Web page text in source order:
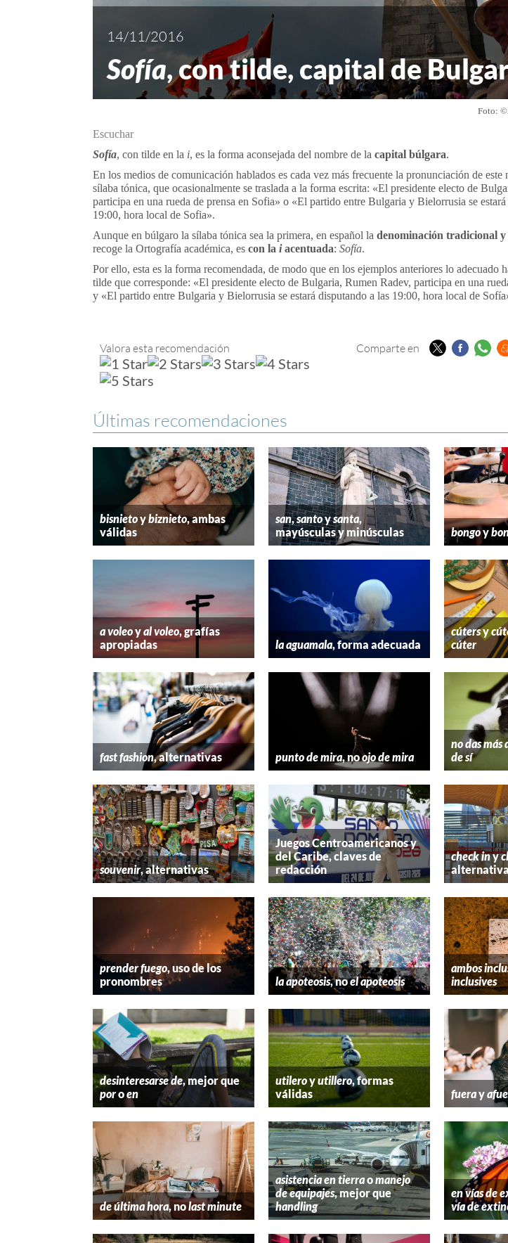
14/11/2016
Sofía, con tilde, capital de
Foto:
Escuchar
Sofía, con tilde en la i, es la forma aconsejada del nombre de la capital búlgara.
En los medios de comunicación hablados es cada vez más frecuente la pronunciación de este
sílaba tónica, que ocasionalmente se traslada a la forma escrita: «El presidente electo de
participa en una rueda de prensa en Sofia» o «El partido entre Bulgaria y Bielorrusia se
19:00, hora local de Sofia».
Aunque en búlgaro la sílaba tónica sea la primera, en español la denominación tradicional y
recoge la Ortografía académica, es con la iacentuada: Sofía.
Por ello, esta es la forma recomendada, de modo que en los ejemplos anteriores lo adecuado
tilde que corresponde: «El presidente electo de Bulgaria, Rumen Radev, participa en una
y «El partido entre Bulgaria y Bielorrusia se estará disputando a las 19:00, hora local de
Valora esta recomendación Comparte en Twitter
Últimas recomendaciones
bisnietoybiznieto, ambas
válidas
san,santoysanta,
mayúsculas y minúsculas
bongoy
a voleoyal voleo, grafías
apropiadas
la aguamala, forma adecuada
cútersy
cúter
fast fashion, alternativas punto de mira, noojo de mira
no das más
de sí
souvenir, alternativas
Juegos Centroamericanos y
del Caribe, claves de
redacción
check iny
prender fuego, uso de los
pronombres
la apoteosis, noel apoteosis
ambos
inclusives
desinteresarse de, mejor que
poroen
utileroyutillero, formas
válidas
fueray
de última hora, nolast minute
asistencia en tierraomanejo
de equipajes, mejor que
handling
en vías de
vía de